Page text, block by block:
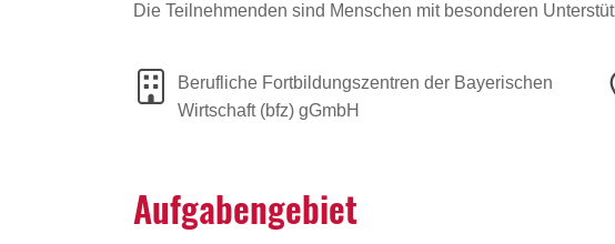
Die Teilnehmenden sind Menschen mit besonderen
Berufliche Fortbildungszentren der Bayerischen
Wirtschaft (bfz) gGmbH
Aufga­ben­ge­biet